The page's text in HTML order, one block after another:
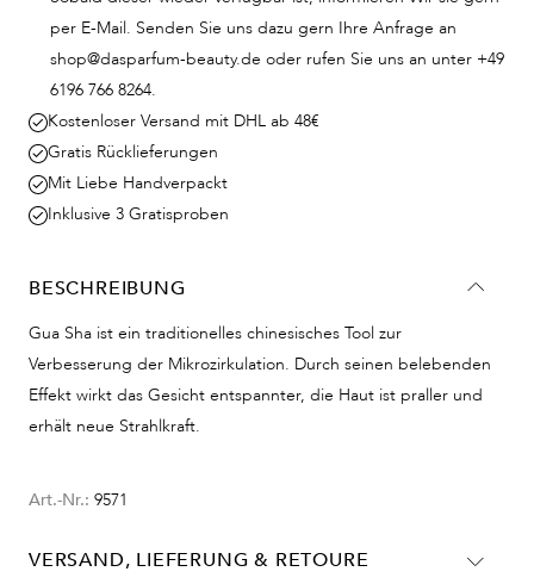
per E-Mail. Senden Sie uns dazu gern Ihre Anfrage an
shop@dasparfum-beauty.de oder rufen Sie uns an unter +49
6196 766 8264.
Kostenloser Versand mit DHL ab 48€
Gratis Rücklieferungen
Mit Liebe Handverpackt
Inklusive 3 Gratisproben
BESCHREIBUNG
Gua Sha ist ein traditionelles chinesisches Tool zur
Verbesserung der Mikrozirkulation. Durch seinen belebenden
Effekt wirkt das Gesicht entspannter, die Haut ist praller und
erhält neue Strahlkraft.
Art.-Nr.: 9571
VERSAND, LIEFERUNG & RETOURE